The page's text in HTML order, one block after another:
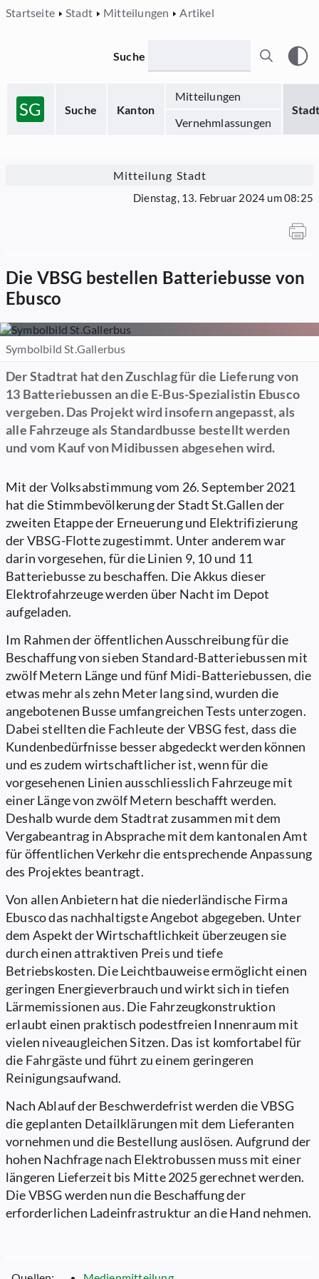
Startseite Stadt Mitteilungen Artikel
SG Suche Kanton
Mitteilungen
Stadt
Vernehmlassungen
Suche
Mitteilung Stadt
Dienstag, 13. Februar 2024 um 08:25
Die VBSG bestellen Batteriebusse von
Ebusco
Symbolbild St.Gallerbus
Der Stadtrat hat den Zuschlag für die Lieferung von
13 Batteriebussen an die E-Bus-Spezialistin Ebusco
vergeben. Das Projekt wird insofern angepasst, als
alle Fahrzeuge als Standardbusse bestellt werden
und vom Kauf von Midibussen abgesehen wird.
Mit der Volksabstimmung vom 26. September 2021
hat die Stimmbevölkerung der Stadt St.Gallen der
zweiten Etappe der Erneuerung und Elektrifizierung
der VBSG-Flotte zugestimmt. Unter anderem war
darin vorgesehen, für die Linien 9, 10 und 11
Batteriebusse zu beschaffen. Die Akkus dieser
Elektrofahrzeuge werden über Nacht im Depot
aufgeladen.
Im Rahmen der öffentlichen Ausschreibung für die
Beschaffung von sieben Standard-Batteriebussen mit
zwölf Metern Länge und fünf Midi-Batteriebussen, die
etwas mehr als zehn Meter lang sind, wurden die
angebotenen Busse umfangreichen Tests unterzogen.
Dabei stellten die Fachleute der VBSG fest, dass die
Kundenbedürfnisse besser abgedeckt werden können
und es zudem wirtschaftlicher ist, wenn für die
vorgesehenen Linien ausschliesslich Fahrzeuge mit
einer Länge von zwölf Metern beschafft werden.
Deshalb wurde dem Stadtrat zusammen mit dem
Vergabeantrag in Absprache mit dem kantonalen Amt
für öffentlichen Verkehr die entsprechende Anpassung
des Projektes beantragt.
Von allen Anbietern hat die niederländische Firma
Ebusco das nachhaltigste Angebot abgegeben. Unter
dem Aspekt der Wirtschaftlichkeit überzeugen sie
durch einen attraktiven Preis und tiefe
Betriebskosten. Die Leichtbauweise ermöglicht einen
geringen Energieverbrauch und wirkt sich in tiefen
Lärmemissionen aus. Die Fahrzeugkonstruktion
erlaubt einen praktisch podestfreien Innenraum mit
vielen niveaugleichen Sitzen. Das ist komfortabel für
die Fahrgäste und führt zu einem geringeren
Reinigungsaufwand.
Nach Ablauf der Beschwerdefrist werden die VBSG
die geplanten Detailklärungen mit dem Lieferanten
vornehmen und die Bestellung auslösen. Aufgrund der
hohen Nachfrage nach Elektrobussen muss mit einer
längeren Lieferzeit bis Mitte 2025 gerechnet werden.
Die VBSG werden nun die Beschaffung der
erforderlichen Ladeinfrastruktur an die Hand nehmen.